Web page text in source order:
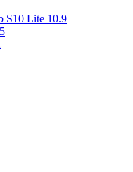
S10 Lite 10.9